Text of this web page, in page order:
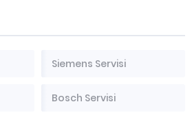
Siemens Servisi
Bosch Servisi